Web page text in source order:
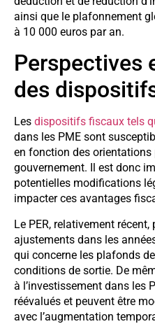
ainsi que le plafonnement
à 10 000 euros par an.
Perspectives
des
Les dispositifs fiscaux tels
dans les PME sont
en fonction des
gouvernement. Il est donc
potentielles modifications
impacter ces avantages
Le PER, relativement
ajustements dans les
qui concerne les plafonds
conditions de sortie. De
à l’investissement dans les
réévalués et peuvent être
avec l’augmentation